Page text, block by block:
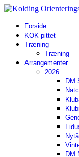
Forside
KOK pittet
Træning
Træning
Arrangementer
2026
DM
DM